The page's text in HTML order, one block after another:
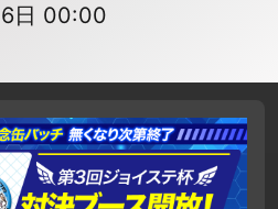
日 00:00